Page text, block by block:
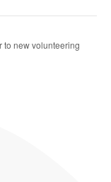
to new volunteering